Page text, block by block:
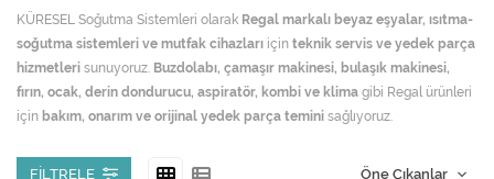
Elektrikli Aksamlar
Elektrikli Süpürge
Fan
KÜRESEL Soğutma Sistemleri olarak Regal markalı beyaz eşyalar, ısıtma-
soğutma sistemleri ve mutfak cihazları için teknik servis ve yedek parça
hizmetleri sunuyoruz. Buzdolabı, çamaşır makinesi, bulaşık makinesi,
fırın, ocak, derin dondurucu, aspiratör, kombi ve klima gibi Regal ürünleri
için bakım, onarım ve orijinal yedek parça temini sağlıyoruz.
Neden KÜRESEL Soğutma Sistemleri?
FILTRELE